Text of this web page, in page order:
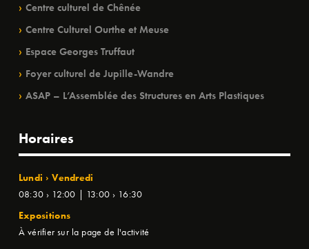
Centre culturel de Chênée
Centre Culturel Ourthe et Meuse
Espace Georges Truffaut
Foyer culturel de Jupille-Wandre
ASAP – L’Assemblée des Structures en Arts Plastiques
Horaires
Lundi › Vendredi
08:30 › 12:00 | 13:00 › 16:30
Expositions
À vérifier sur la page de l'activité